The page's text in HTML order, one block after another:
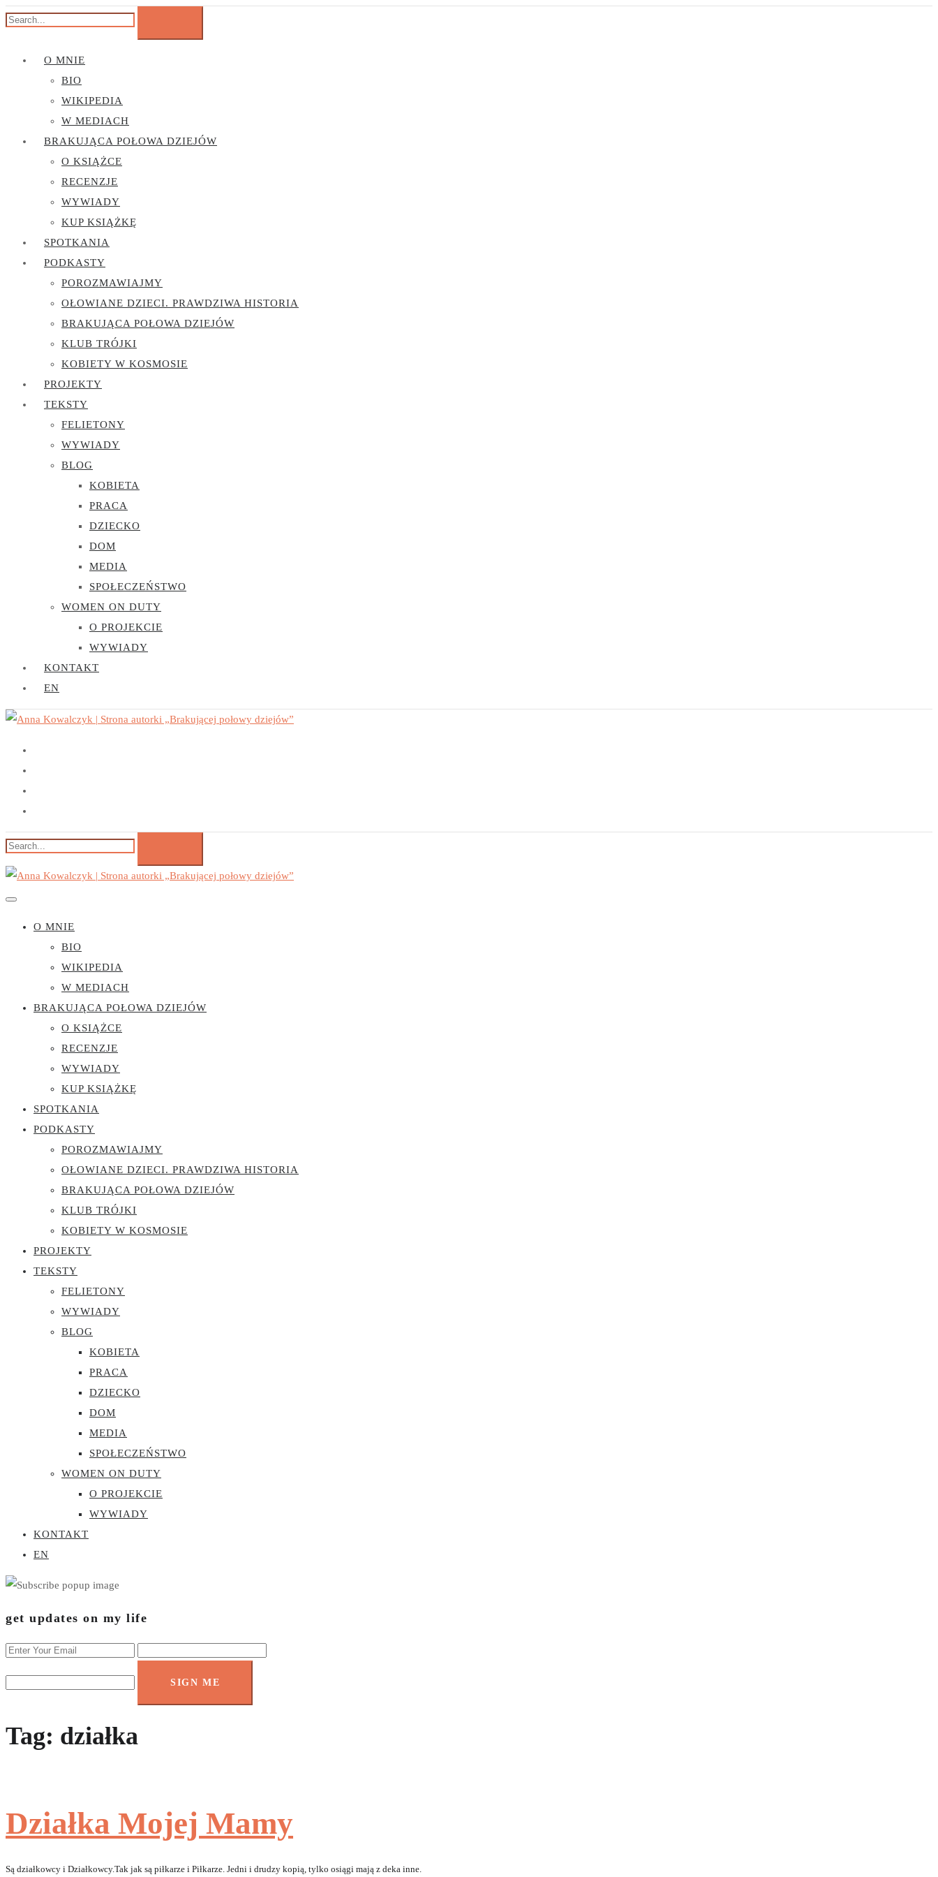
O MNIE
BIO
WIKIPEDIA
W MEDIACH
BRAKUJĄCA POŁOWA DZIEJÓW
O KSIĄŻCE
RECENZJE
WYWIADY
KUP KSIĄŻKĘ
SPOTKANIA
PODKASTY
POROZMAWIAJMY
OŁOWIANE DZIECI. PRAWDZIWA HISTORIA
BRAKUJĄCA POŁOWA DZIEJÓW
KLUB TRÓJKI
KOBIETY W KOSMOSIE
PROJEKTY
TEKSTY
FELIETONY
WYWIADY
BLOG
KOBIETA
PRACA
DZIECKO
DOM
MEDIA
SPOŁECZEŃSTWO
WOMEN ON DUTY
O PROJEKCIE
WYWIADY
KONTAKT
EN
O MNIE
BIO
WIKIPEDIA
W MEDIACH
BRAKUJĄCA POŁOWA DZIEJÓW
O KSIĄŻCE
RECENZJE
WYWIADY
KUP KSIĄŻKĘ
SPOTKANIA
PODKASTY
POROZMAWIAJMY
OŁOWIANE DZIECI. PRAWDZIWA HISTORIA
BRAKUJĄCA POŁOWA DZIEJÓW
KLUB TRÓJKI
KOBIETY W KOSMOSIE
PROJEKTY
TEKSTY
FELIETONY
WYWIADY
BLOG
KOBIETA
PRACA
DZIECKO
DOM
MEDIA
SPOŁECZEŃSTWO
WOMEN ON DUTY
O PROJEKCIE
WYWIADY
KONTAKT
EN
get updates on my life
SIGN ME
Tag: działka
Działka Mojej Mamy
Są działkowcy i Działkowcy.Tak jak są piłkarze i Piłkarze. Jedni i drudzy kopią, tylko osiągi mają z deka inne.